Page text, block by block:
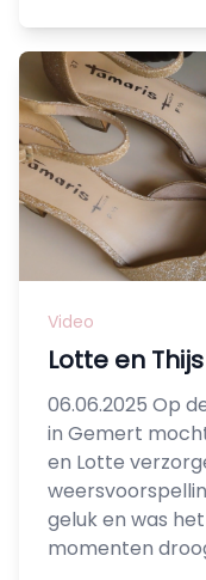
Video
Lotte en Thijs
06.06.2025 Op
in Gemert
en Lotte
geluk en was
momenten